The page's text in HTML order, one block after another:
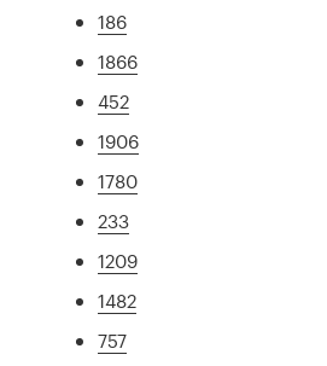
186
1866
452
1906
1780
233
1209
1482
757